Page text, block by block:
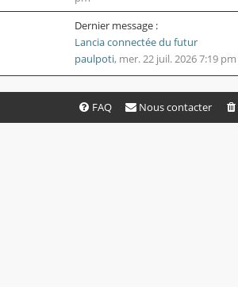
Dernier message :
Lancia connectée du futur
paulpoti, mer. 22 juil. 2026 7:19 pm
Nous contacter
FAQ